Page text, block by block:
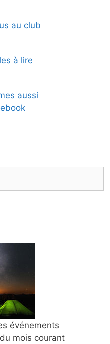
au club
à lire
aussi
événements
mois courant